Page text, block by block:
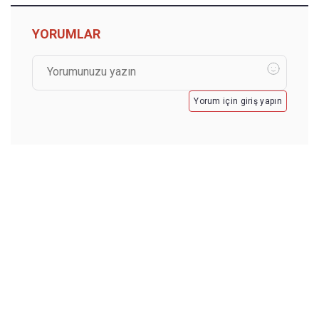
YORUMLAR
Yorum için giriş yapın